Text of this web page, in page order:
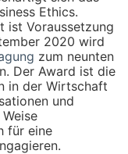
Ethics.
ist Voraussetzung
2020 wird
zum neunten
Der Award ist die
in der Wirtschaft
und
für eine